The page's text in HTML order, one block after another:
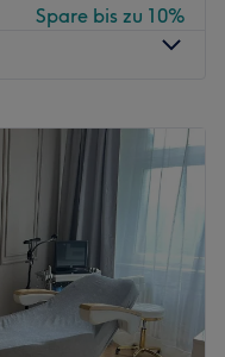
Spare bis zu 10%
10:00 –
18:00
10:00
18:00
10:00
18:00
10:00
18:00
Geschlossen
Geschlossen
gönnen und